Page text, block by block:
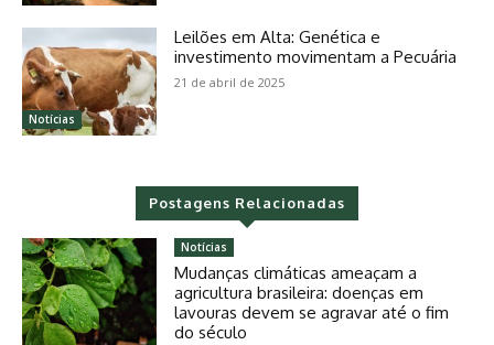
Notícias
Leilões em Alta: Genética e
investimento movimentam a Pecuária
21 de abril de 2025
Postagens Relacionadas
Notícias
Mudanças climáticas ameaçam a
agricultura brasileira: doenças em
lavouras devem se agravar até o fim
do século